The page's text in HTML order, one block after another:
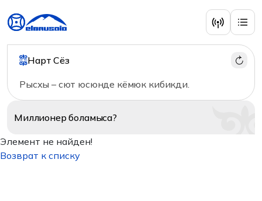
Нарт Сёз
Рысхы – сют юсюнде кёмюк кибикди.
Миллионерболамыса?
Элемент не найден!
Возврат к списку